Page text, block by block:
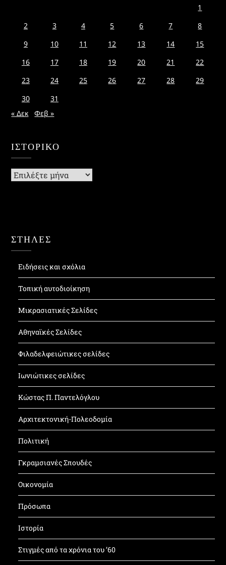
1
2
3 4 5 6 7
8
9
10 11 12 13 14
15
16
17 18 19 20 21
22
23
24 25 26 27 28
29
30
31
« Δεκ
Φεβ »
ΙΣΤΟΡΙΚΌ
Ιστορικό
ΣΤΗΛΕΣ
Ειδήσεις και σχόλια
Τοπική αυτοδιοίκηση
Μικρασιατικές Σελίδες
Αθηναϊκές Σελίδες
Φιλαδελφειώτικες σελίδες
Ιωνιώτικες σελίδες
Κώστας Π. Παντελόγλου
Αρχιτεκτονική-Πολεοδομία
Πολιτική
Γκραμσιανές Σπουδές
Οικονομία
Πρόσωπα
Ιστορία
Στιγμές από τα χρόνια του ’60